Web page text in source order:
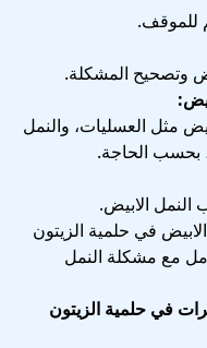
للموقف.
وتصحيح المشكلة.
مثل العسليات، والنمل
بحسب الحاجة.
النمل الابيض.
في حلمية الزيتون
مع مشكلة النمل
في حلمية الزيتون